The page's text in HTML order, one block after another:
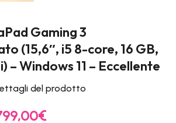
Gaming 3
(15,6″, i5 8-core, 16 GB,
– Windows 11 – Eccellente
del prodotto
€Il